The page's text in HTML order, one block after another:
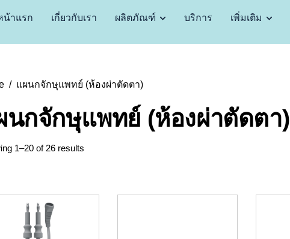
น้าแรก เกี่ยวกับเรา ผลิตภัณฑ์ บริการ เพิ่มเติม
แผนกจักษุแพทย์ (ห้องผ่าตัดตา)
นกจักษุแพทย์ (ห้องผ่าตัดตา)
1–20 of 26 results